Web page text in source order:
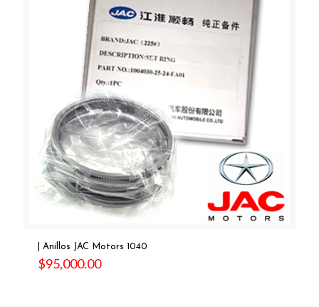
| Anillos JAC Motors 1040
$95,000.00